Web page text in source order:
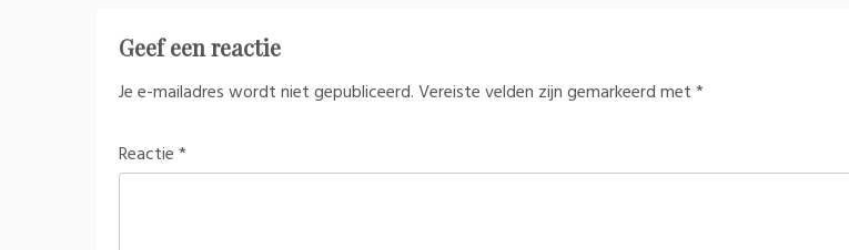
Geef een reactie
Je e-mailadres wordt niet gepubliceerd.Vereiste velden zijn gemarkeerd met*
Reactie*